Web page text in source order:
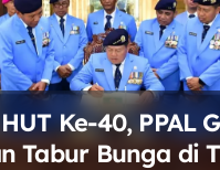
Ke-40, PPAL
Tabur Bunga di